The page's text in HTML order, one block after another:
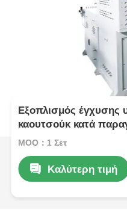
Εξοπλισμός έγχυσης
καουτσούκ κατά
εξαρτήματα
MOQ：1 Σετ
Καλύτερη τιμή